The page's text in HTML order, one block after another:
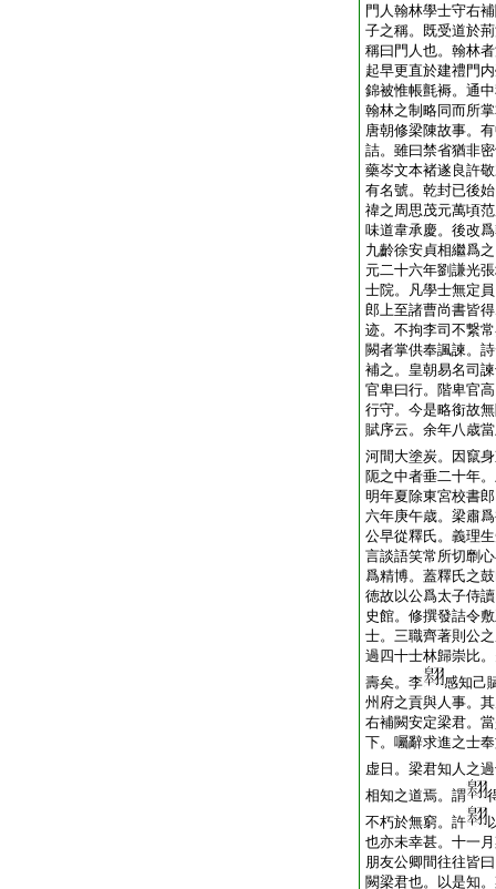
門人翰林學士守右
子之稱。既受道於
稱曰門人也。翰林
起早更直於建禮門
錦被惟帳氈褥。通
翰林之制略同而所
唐朝修梁陳故事。
詰。雖曰禁省猶非
藥岑文本褚遂良許
有名號。乾封已後
禕之周思茂元萬頃
味道韋承慶。後改
九齡徐安貞相繼爲
元二十六年劉謙光
士院。凡學士無定
郎上至諸曹尚書皆
迹。不拘李司不繋
闕者掌供奉諷諫。
補之。皇朝易名司
官卑曰行。階卑官
行守。今是略銜故
賦序云。余年八歳
河間大塗炭。因竄
阨之中者垂二十年
明年夏除東宮校書
六年庚午歳。梁肅
公早從釋氏。義理
言談語笑常所切劘
爲精博。蓋釋氏之
徳故以公爲太子侍
史館。修撰發詰令
士。三職齊著則公
過四十士林歸崇比
壽矣。李
感知己
州府之貢與人事。
右補闕安定梁君。
下。囑辭求進之士
虚日。梁君知人之
相知之道焉。謂
不朽於無窮。許
也亦未幸甚。十一
朋友公卿間往往皆
闕梁君也。以是知